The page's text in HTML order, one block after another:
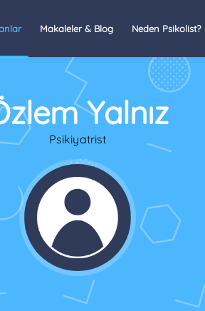
Makaleler & Blog Neden Psikolist?
Yalnız
Psikiyatrist